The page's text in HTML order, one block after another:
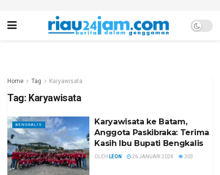
Home Tag Karyawisata
Tag: Karyawisata
BENGKALIS
Karyawisata ke Batam,
Anggota Paskibraka: Terima
Kasih Ibu Bupati Bengkalis
OLEH LEON 26 JANUARI 2024 303